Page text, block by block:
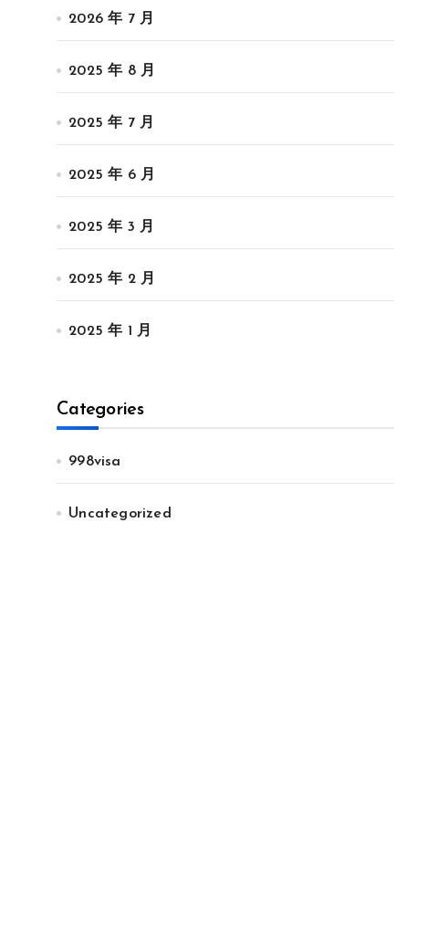
2026 年 7 月
2025 年 8 月
2025 年 7 月
2025 年 6 月
2025 年 3 月
2025 年 2 月
2025 年 1 月
Categories
998visa
Uncategorized